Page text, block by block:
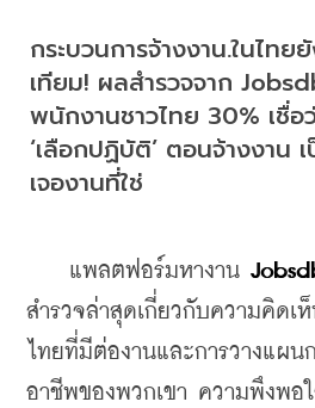
กระบวนการจ้างงาน.ในไทย
เทียม! ผลสำรวจจาก
พนักงานชาวไทย 30% เชื่อว่
‘เลือกปฏิบัติ’ ตอนจ้างงาน
เจองานที่ใช่
แพลตฟอร์มหางาน
สำรวจล่าสุดเกี่ยวกับความคิดเ
ไทยที่มีต่องานและการวางแผน
อาชีพของพวกเขา ความพึงพอ